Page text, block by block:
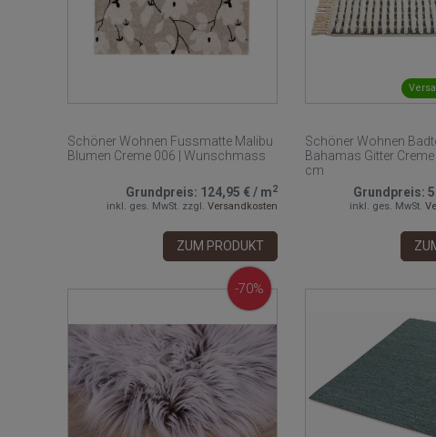
Schöner Wohnen Fussmatte Malibu
Blumen Creme 006 | Wunschmass
Grundpreis: 124,95 €/ m2
inkl. ges. MwSt. zzgl.Versandkosten
ZUM PRODUKT
Schöner Wohnen
Bahamas Gitter
cm
Grundpreis:
inkl. ges. MwSt.
-70%